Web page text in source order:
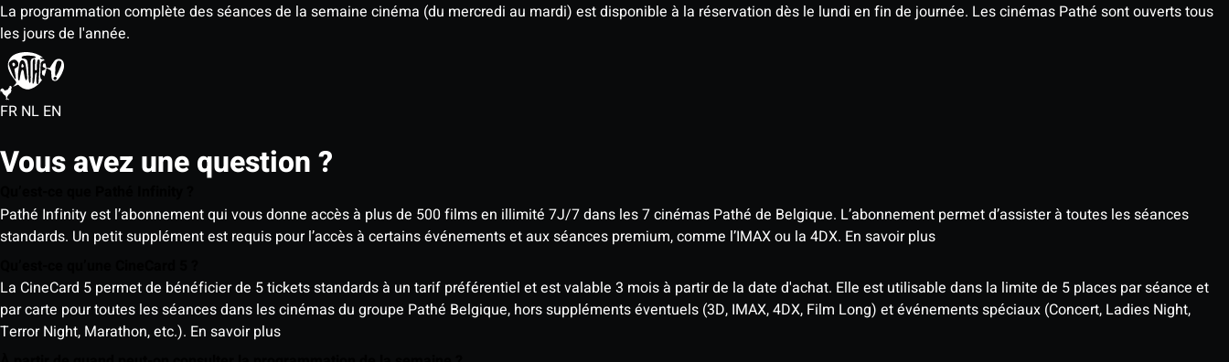
La programmation complète des séances de la semaine cinéma (du mercredi au mardi) est disponible à la réservation dès le lundi en fin de journée. Les cinémas Pathé sont ouverts tous
les jours de l'année.
FR NL EN
Vous avez une question ?
Pathé Infinity est l’abonnement qui vous donne accès à plus de 500 films en illimité 7J/7 dans les 7 cinémas Pathé de Belgique. L’abonnement permet d’assister à toutes les séances
standards. Un petit supplément est requis pour l’accès à certains événements et aux séances premium, comme l’IMAX ou la 4DX. En savoir plus
La CineCard 5 permet de bénéficier de 5 tickets standards à un tarif préférentiel et est valable 3 mois à partir de la date d'achat. Elle est utilisable dans la limite de 5 places par séance et
par carte pour toutes les séances dans les cinémas du groupe Pathé Belgique, hors suppléments éventuels (3D, IMAX, 4DX, Film Long) et événements spéciaux (Concert, Ladies Night,
Terror Night, Marathon, etc.). En savoir plus